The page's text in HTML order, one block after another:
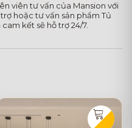
viên tư vấn của Mansion với
hoặc tư vấn sản phẩm Tủ
kết sẽ hỗ trợ 24/7.